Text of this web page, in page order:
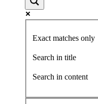
Exact matches only
Search in title
Search in content